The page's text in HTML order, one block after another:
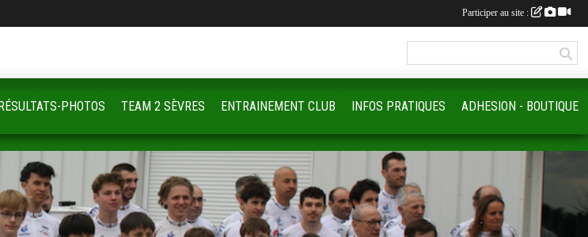
PHOTOS TEAM 2 SÈVRES ENTRAINEMENT CLUB INFOS PRATIQUES ADHESION - BOUTIQUE
Participer au site :